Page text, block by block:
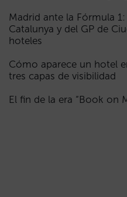
Madrid ante la Fórmula
Catalunya y del GP de
hoteles
Cómo aparece un hotel
tres capas de visibilidad
El fin de la era “Book on